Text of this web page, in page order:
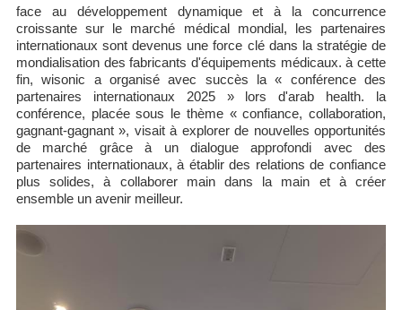
face au développement dynamique et à la concurrence
croissante sur le marché médical mondial, les partenaires
internationaux sont devenus une force clé dans la stratégie de
mondialisation des fabricants d'équipements médicaux. à cette
fin, wisonic a organisé avec succès la « conférence des
partenaires internationaux 2025 » lors d'arab health. la
conférence, placée sous le thème « confiance, collaboration,
gagnant-gagnant », visait à explorer de nouvelles opportunités
de marché grâce à un dialogue approfondi avec des
partenaires internationaux, à établir des relations de confiance
plus solides, à collaborer main dans la main et à créer
ensemble un avenir meilleur.